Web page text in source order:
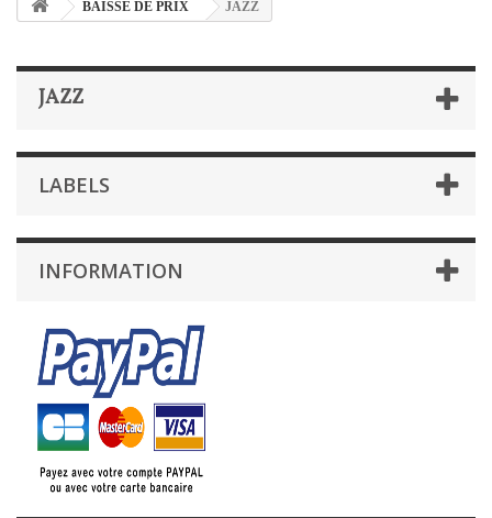
BAISSE DE PRIX JAZZ
JAZZ
LABELS
INFORMATION